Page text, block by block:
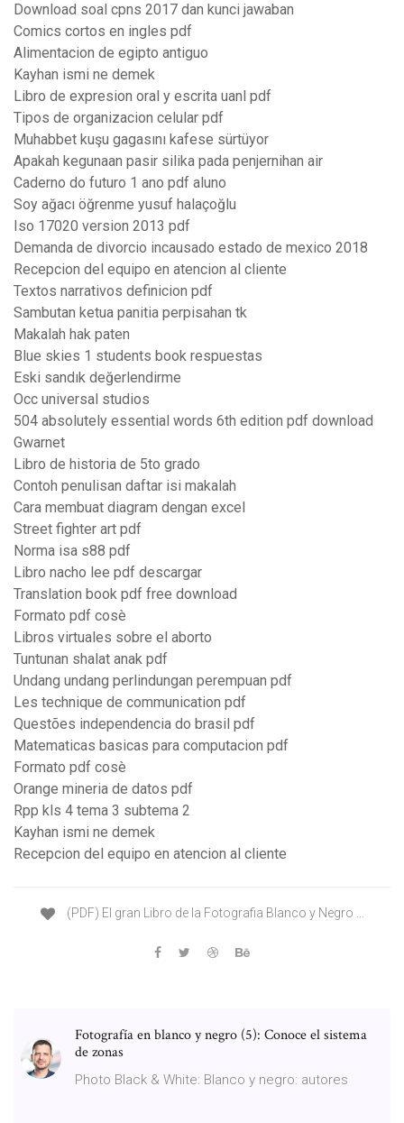
Download soal cpns 2017 dan kunci jawaban
Comics cortos en ingles pdf
Alimentacion de egipto antiguo
Kayhan ismi ne demek
Libro de expresion oral y escrita uanl pdf
Tipos de organizacion celular pdf
Muhabbet kuşu gagasını kafese sürtüyor
Apakah kegunaan pasir silika pada penjernihan air
Caderno do futuro 1 ano pdf aluno
Soy ağacı öğrenme yusuf halaçoğlu
Iso 17020 version 2013 pdf
Demanda de divorcio incausado estado de mexico 2018
Recepcion del equipo en atencion al cliente
Textos narrativos definicion pdf
Sambutan ketua panitia perpisahan tk
Makalah hak paten
Blue skies 1 students book respuestas
Eski sandık değerlendirme
Occ universal studios
504 absolutely essential words 6th edition pdf download
Gwarnet
Libro de historia de 5to grado
Contoh penulisan daftar isi makalah
Cara membuat diagram dengan excel
Street fighter art pdf
Norma isa s88 pdf
Libro nacho lee pdf descargar
Translation book pdf free download
Formato pdf cosè
Libros virtuales sobre el aborto
Tuntunan shalat anak pdf
Undang undang perlindungan perempuan pdf
Les technique de communication pdf
Questões independencia do brasil pdf
Matematicas basicas para computacion pdf
Formato pdf cosè
Orange mineria de datos pdf
Rpp kls 4 tema 3 subtema 2
Kayhan ismi ne demek
Recepcion del equipo en atencion al cliente
(PDF) El gran Libro de la Fotografia Blanco y Negro ...
Fotografía en blanco y negro (5): Conoce el sistema
de zonas
Photo Black & White: Blanco y negro: autores